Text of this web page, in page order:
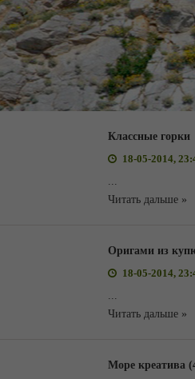
Классные горки
18-05-2014,
...
Читать дальше »
Оригами из
18-05-2014,
...
Читать дальше »
Море креатива